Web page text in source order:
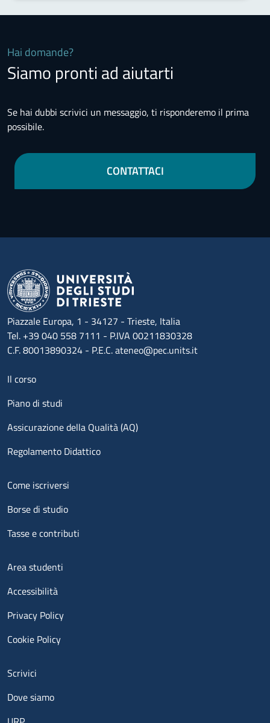
Hai domande?
Siamo pronti ad aiutarti
Se hai dubbi scrivici un messaggio, ti risponderemo il prima
possibile.
CONTATTACI
Piazzale Europa, 1 - 34127 - Trieste, Italia
Tel. +39 040 558 7111 - P.IVA 00211830328
C.F. 80013890324 - P.E.C. ateneo@pec.units.it
Menu footer 1
Il corso
Piano di studi
Assicurazione della Qualità (AQ)
Regolamento Didattico
Menu footer 2
Come iscriversi
Borse di studio
Tasse e contributi
Menu footer 3
Area studenti
Accessibilità
Privacy Policy
Cookie Policy
Menu contatti
Scrivici
Dove siamo